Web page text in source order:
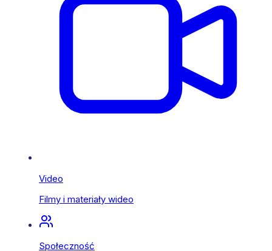
Video
Filmy i materiały wideo
Społeczność